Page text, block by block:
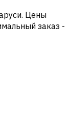
Цены
заказ -